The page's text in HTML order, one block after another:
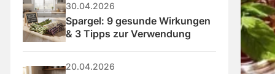
30.04.2026
Spargel: 9 gesunde Wirkungen
& 3 Tipps zur Verwendung
20.04.2026